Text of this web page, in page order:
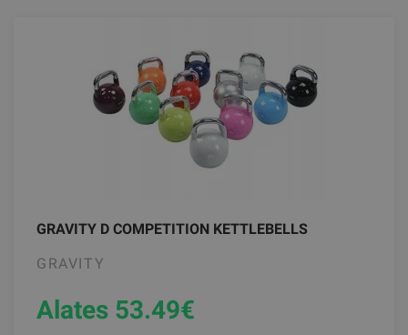
GRAVITY D COMPETITION KETTLEBELLS
GRAVITY
Alates 53.49€